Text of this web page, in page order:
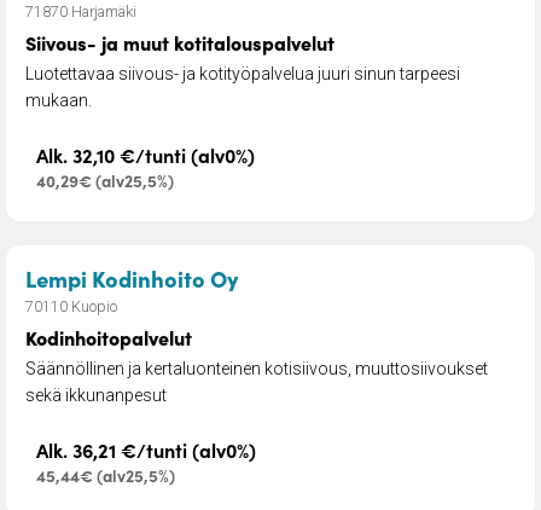
71870 Harjamäki
Siivous- ja muut kotitalouspalvelut
Luotettavaa siivous- ja kotityöpalvelua juuri sinun tarpeesi
mukaan.
Alk. 32,10 €/tunti (alv0%)
40,29€ (alv25,5%)
Lempi Kodinhoito Oy– Kodinhoitopalvelut
70110 Kuopio
Kodinhoitopalvelut
Säännöllinen ja kertaluonteinen kotisiivous, muuttosiivoukset
sekä ikkunanpesut
Alk. 36,21 €/tunti (alv0%)
45,44€ (alv25,5%)